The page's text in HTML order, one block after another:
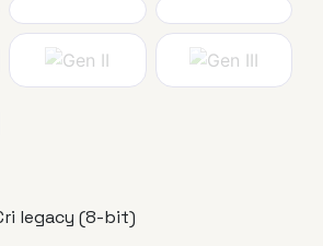
legacy (8-bit)